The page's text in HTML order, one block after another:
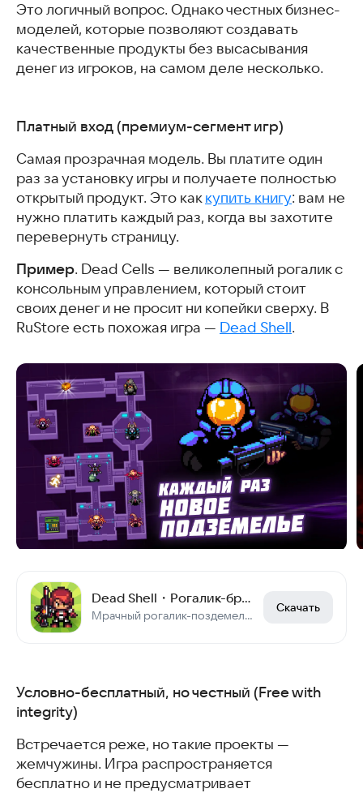
Это логичный вопрос. Однако честных бизнес-
моделей, которые позволяют создавать
качественные продукты без высасывания
денег из игроков, на самом деле несколько.
Платный вход (премиум-сегмент игр)
Самая прозрачная модель. Вы платите один
раз за установку игры и получаете полностью
открытый продукт. Это как купить книгу: вам не
нужно платить каждый раз, когда вы захотите
перевернуть страницу.
Пример. Dead Cells — великолепный рогалик с
консольным управлением, который стоит
своих денег и не просит ни копейки сверху. В
RuStore есть похожая игра — Dead Shell.
Dead Shell・Рогалик-бродилка
Мрачный рогалик-поздемелье. Убивай демонов, прокачивай наемников, спаси колонию!
Скачать
Условно-бесплатный, но честный (Free with
integrity)
Встречается реже, но такие проекты —
жемчужины. Игра распространяется
бесплатно и не предусматривает